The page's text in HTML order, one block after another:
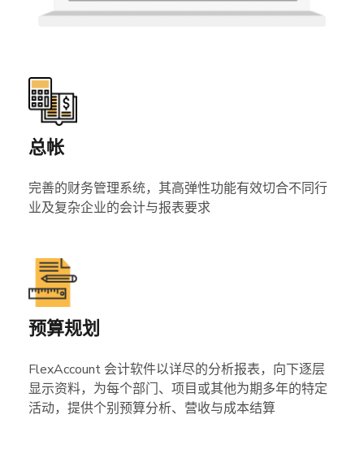
总帐
完善的财务管理系统，其高弹性功能有效切合不同行
业及复杂企业的会计与报表要求
预算规划
FlexAccount 会计软件以详尽的分析报表，向下逐层
显示资料，为每个部门、项目或其他为期多年的特定
活动，提供个别预算分析、营收与成本结算